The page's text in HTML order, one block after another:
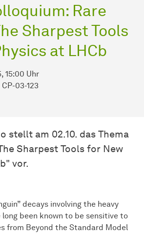
Rare
Sharpest Tools
at LHCb
15:00 Uhr
CP-03-123
stellt am 02.10. das Thema
Sharpest Tools for New
vor.
decays involving the heavy
been known to be sensitive to
from Beyond the Standard Model